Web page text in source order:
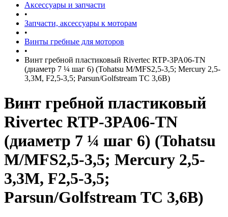
Аксессуары и запчасти
•
Запчасти, аксессуары к моторам
•
Винты гребные для моторов
•
Винт гребной пластиковый Rivertec RTP-3PA06-TN
(диаметр 7 ¼ шаг 6) (Tohatsu M/MFS2,5-3,5; Mercury 2,5-
3,3M, F2,5-3,5; Parsun/Golfstream TC 3,6B)
Винт гребной пластиковый
Rivertec RTP-3PA06-TN
(диаметр 7 ¼ шаг 6) (Tohatsu
M/MFS2,5-3,5; Mercury 2,5-
3,3M, F2,5-3,5;
Parsun/Golfstream TC 3,6B)